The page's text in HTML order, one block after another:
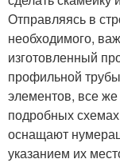
Отправляясь в
необходимого,
изготовленный
профильной
элементов, все
подробных
оснащают
указанием их